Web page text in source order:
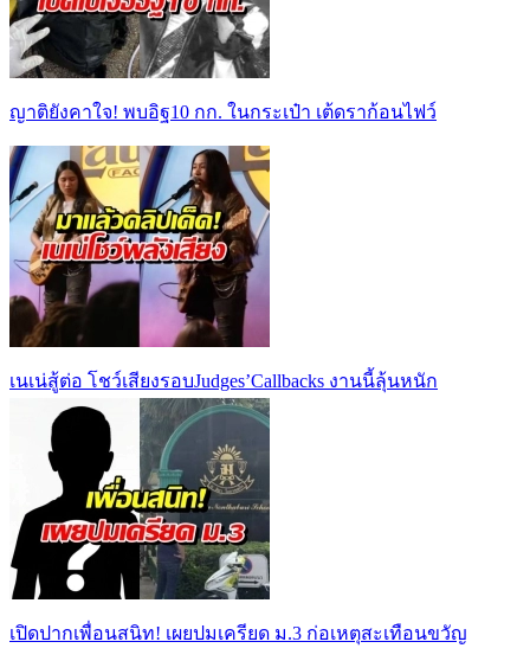
ญาติยังคาใจ! พบอิฐ10 กก. ในกระเป๋า เต้ดราก้อนไฟว์
เนเน่สู้ต่อ โชว์เสียงรอบJudges’Callbacks งานนี้ลุ้นหนัก
เปิดปากเพื่อนสนิท! เผยปมเครียด ม.3 ก่อเหตุสะเทือนขวัญ